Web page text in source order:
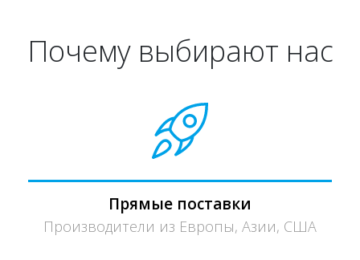
Почему выбирают нас
Прямые поставки
Производители из Европы, Азии, США